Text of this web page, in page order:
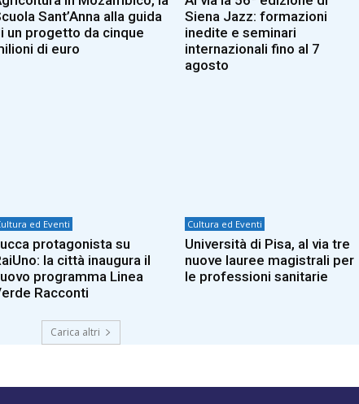
Sant’Anna alla guida
un progetto da cinque
di euro
Siena Jazz: formazioni
inedite e seminari
internazionali fino al 7
agosto
ed Eventi
protagonista su
la città inaugura il
programma Linea
Racconti
Cultura ed Eventi
Università di Pisa, al via tre
nuove lauree magistrali per
le professioni sanitarie
Carica altri